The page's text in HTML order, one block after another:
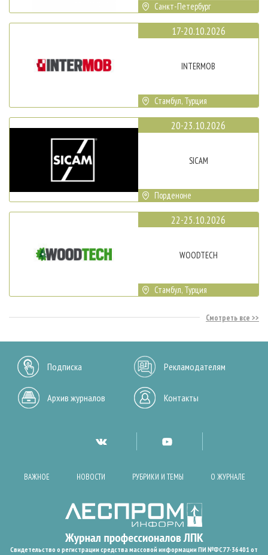
Санкт-Петербург
17-20.10.2026
INTERMOB
Стамбул, Турция
20-23.10.2026
SICAM
Порденоне
22-25.10.2026
WOODTECH
Стамбул, Турция
Смотреть все
Подписка Рекламодателям
Архив журналов Контакты
ВАЖНОЕ НОВОСТИ РУБРИКИ И ТЕМЫ О ЖУРНАЛЕ
Свидетельство о регистрации средства массовой информации ПИ №ФС77-36401 от